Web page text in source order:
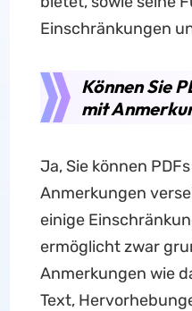
Einschränkungen
Können Sie
mit
Ja, Sie können
Anmerkungen
einige
ermöglicht zwar
Anmerkungen wie
Text,